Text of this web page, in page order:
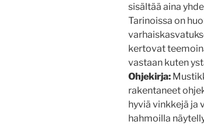
sisältää aina
Tarinoissa on
kertovat
vastaan kuten
Ohjekirja:
rakentaneet
hyviä vinkkejä ja
hahmoilla